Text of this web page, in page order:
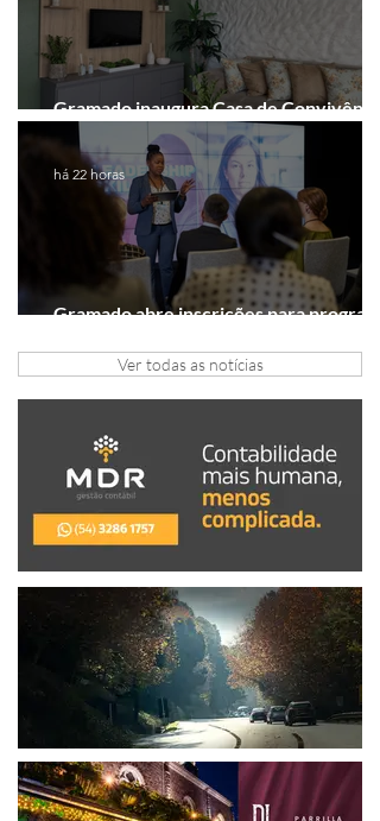
Gramado inaugura Casa de Convivência
dedicada às mulheres
Gramado abre inscrições para programa
há 22 horas
Ver todas as notícias